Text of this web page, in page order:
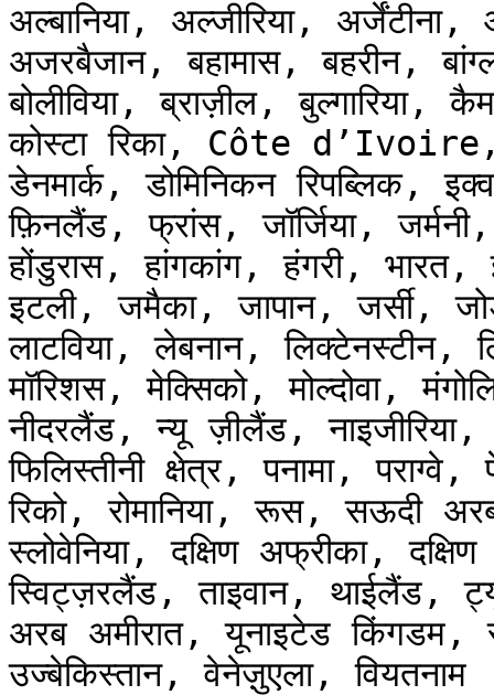
अल्बानिया, अल्जीरिया,
अजरबैजान, बहामास, बहरीन,
बोलीविया, ब्राज़ील,
कोस्टा रिका, Côte d’Ivoire,
डेनमार्क, डोमिनिकन रिपब्लिक,
फ़िनलैंड, फ्रांस, जॉर्जिया,
होंडुरास, हांगकांग, हंगरी,
इटली, जमैका, जापान, जर्सी,
लाटविया, लेबनान, लिक्टेनस्टीन,
मॉरिशस, मेक्सिको, मोल्दोवा,
नीदरलैंड, न्यू ज़ीलैंड, नाइजीरिया,
फिलिस्तीनी क्षेत्र, पनामा,
रिको, रोमानिया, रूस, सऊदी
स्लोवेनिया, दक्षिण अफ्रीका,
स्विट्ज़रलैंड, ताइवान, थाईलैंड,
अरब अमीरात, यूनाइटेड किंगडम,
उज्बेकिस्तान, वेनेज़ुएला, वियतनाम